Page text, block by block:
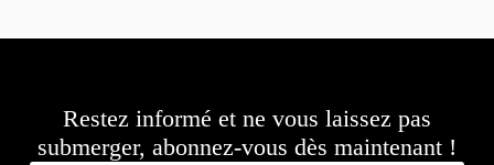
Restez informé et ne vous laissez pas
submerger, abonnez-vous dès maintenant !